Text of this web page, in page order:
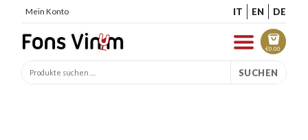
Mein Konto IT EN DE
€0.00
SUCHEN